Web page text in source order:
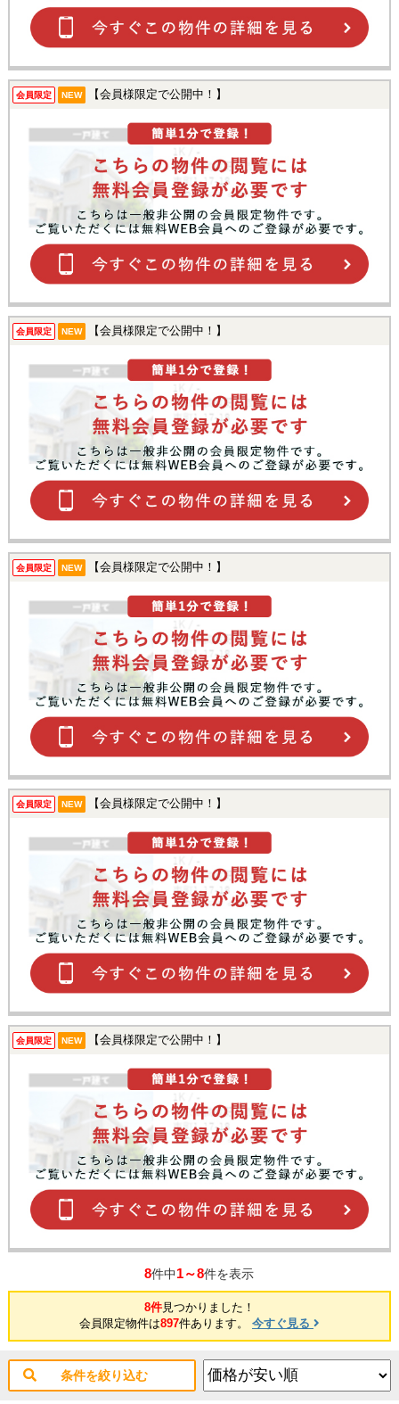
会員限定 NEW 【会員様限定で公開中！】
会員限定 NEW 【会員様限定で公開中！】
会員限定 NEW 【会員様限定で公開中！】
会員限定 NEW 【会員様限定で公開中！】
会員限定 NEW 【会員様限定で公開中！】
8件中1～8件を表示
8件見つかりました！
会員限定物件は897件あります。 今すぐ見る
条件を絞り込む